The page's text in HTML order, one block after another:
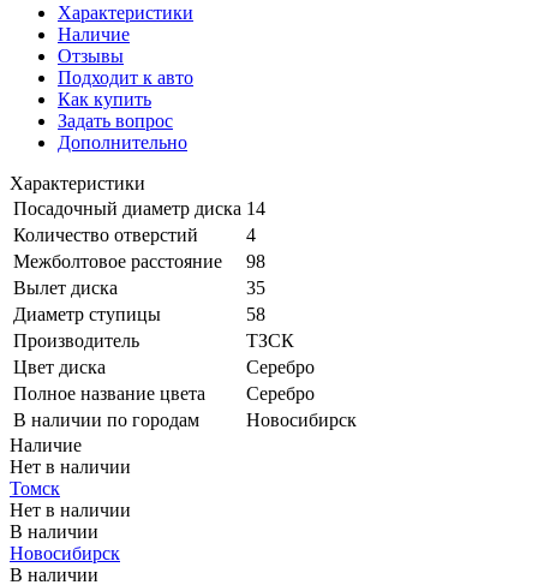
Характеристики
Наличие
Отзывы
Подходит к авто
Как купить
Задать вопрос
Дополнительно
Характеристики
Посадочный диаметр диска 14
Количество отверстий
4
Межболтовое расстояние
98
Вылет диска
35
Диаметр ступицы
58
Производитель
ТЗСК
Цвет диска
Серебро
Полное название цвета
Серебро
В наличии по городам
Новосибирск
Наличие
Нет в наличии
Томск
Нет в наличии
В наличии
Новосибирск
В наличии